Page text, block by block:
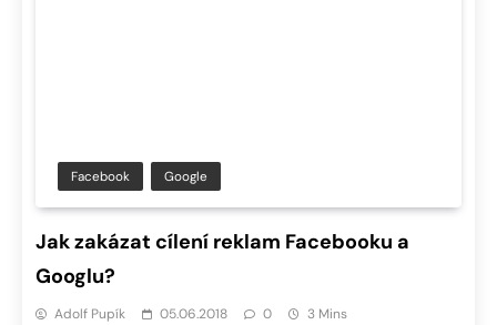
Facebook Google
Jak zakázat cílení reklam Facebooku a
Googlu?
Adolf Pupík 05.06.2018 0 3 Mins